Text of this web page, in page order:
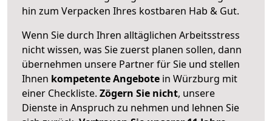
hin zum Verpacken Ihres kostbaren Hab & Gut.
Wenn Sie durch Ihren alltäglichen Arbeitsstress
nicht wissen, was Sie zuerst planen sollen, dann
übernehmen unsere Partner für Sie und stellen
Ihnen kompetente Angebote in Würzburg mit
einer Checkliste. Zögern Sie nicht, unsere
Dienste in Anspruch zu nehmen und lehnen Sie